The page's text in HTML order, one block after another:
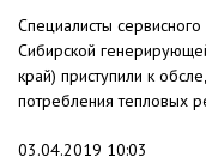
Специалисты
Сибирской
край) приступили к
потребления тепловых
03.04.2019 10:03